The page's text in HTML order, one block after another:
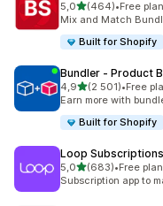
5,0na 5 gwiazdek
(464)
Łączna liczba
•Free
Mix and Match
Built for Shopify
Bundler ‑ Product
4,9na 5 gwiazdek
(2 501)
Łączna liczba
•Free
Earn more with
Built for Shopify
Loop
5,0na 5 gwiazdek
(683)
Łączna liczba
•Free
Subscription app to